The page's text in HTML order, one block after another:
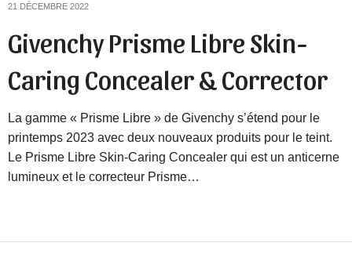
21 DÉCEMBRE 2022
Givenchy Prisme Libre Skin-
Caring Concealer & Corrector
La gamme « Prisme Libre » de Givenchy s’étend pour le
printemps 2023 avec deux nouveaux produits pour le teint.
Le Prisme Libre Skin-Caring Concealer qui est un anticerne
lumineux et le correcteur Prisme…